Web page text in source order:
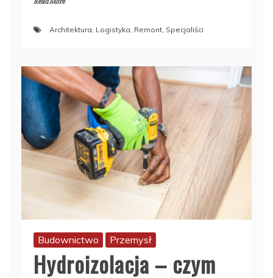
Architektura, Logistyka, Remont, Specjaliści
Budownictwo Przemysł
Hydroizolacja – czym